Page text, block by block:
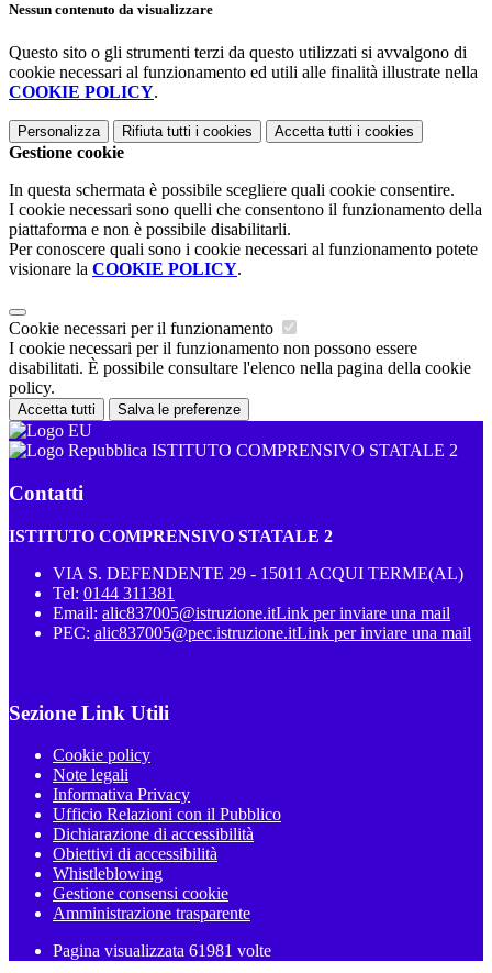
Nessun contenuto da visualizzare
Questo sito o gli strumenti terzi da questo utilizzati si avvalgono di
cookie necessari al funzionamento ed utili alle finalità illustrate nella
COOKIE POLICY.
Personalizza Rifiuta tutti i cookies Accetta tutti i cookies
Gestione cookie
In questa schermata è possibile scegliere quali cookie consentire.
I cookie necessari sono quelli che consentono il funzionamento della
piattaforma e non è possibile disabilitarli.
Per conoscere quali sono i cookie necessari al funzionamento potete
visionare la COOKIE POLICY.
Cookie necessari per il funzionamento
I cookie necessari per il funzionamento non possono essere
disabilitati. È possibile consultare l'elenco nella pagina della cookie
policy.
Accetta tutti Salva le preferenze
ISTITUTO COMPRENSIVO STATALE 2
Contatti
ISTITUTO COMPRENSIVO STATALE 2
VIA S. DEFENDENTE 29 - 15011 ACQUI TERME(AL)
Tel: 0144 311381
Email: alic837005@istruzione.itLink per inviare una mail
PEC: alic837005@pec.istruzione.itLink per inviare una mail
Sezione Link Utili
Cookie policy
Note legali
Informativa Privacy
Ufficio Relazioni con il Pubblico
Dichiarazione di accessibilità
Obiettivi di accessibilità
Whistleblowing
Gestione consensi cookie
Amministrazione trasparente
Pagina visualizzata 61981 volte